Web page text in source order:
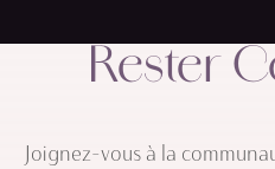
Rester
Joignez-vous à la